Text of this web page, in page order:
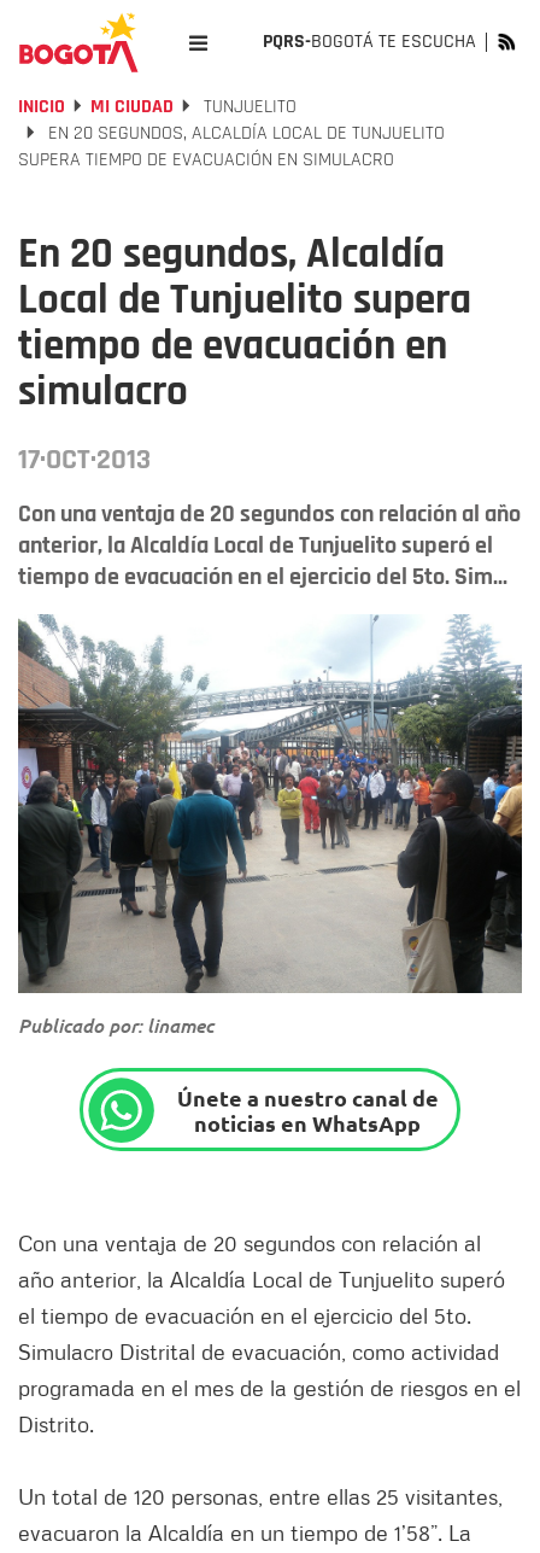
PQRS-BOGOTÁ TE ESCUCHA
INICIO MI CIUDAD
TUNJUELITO
EN 20 SEGUNDOS, ALCALDÍA LOCAL DE TUNJUELITO
SUPERA TIEMPO DE EVACUACIÓN EN SIMULACRO
En 20 segundos, Alcaldía
Local de Tunjuelito supera
tiempo de evacuación en
simulacro
17·OCT·2013
Con una ventaja de 20 segundos con relación al año
anterior, la Alcaldía Local de Tunjuelito superó el
tiempo de evacuación en el ejercicio del 5to. Sim...
Publicado por: linamec
Únete a nuestro canal de
noticias en WhatsApp
Con una ventaja de 20 segundos con relación al
año anterior, la Alcaldía Local de Tunjuelito superó
el tiempo de evacuación en el ejercicio del 5to.
Simulacro Distrital de evacuación, como actividad
programada en el mes de la gestión de riesgos en el
Distrito.
Un total de 120 personas, entre ellas 25 visitantes,
evacuaron la Alcaldía en un tiempo de 1’58”. La